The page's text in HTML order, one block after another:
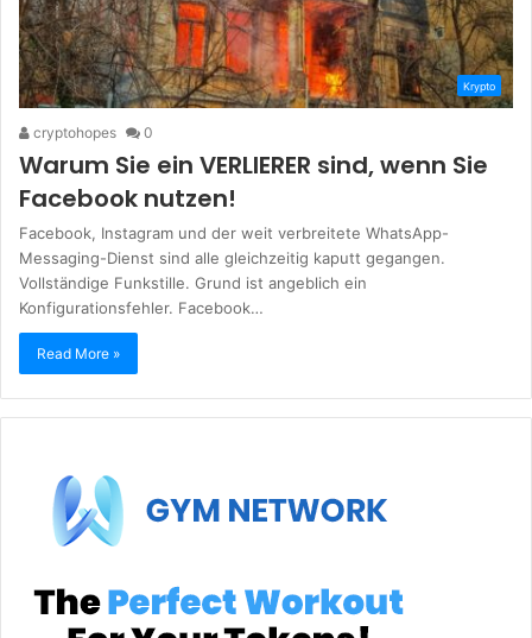
Krypto
cryptohopes 0
Warum Sie ein VERLIERER sind, wenn Sie
Facebook nutzen!
Facebook, Instagram und der weit verbreitete WhatsApp-
Messaging-Dienst sind alle gleichzeitig kaputt gegangen.
Vollständige Funkstille. Grund ist angeblich ein
Konfigurationsfehler. Facebook…
Read More »